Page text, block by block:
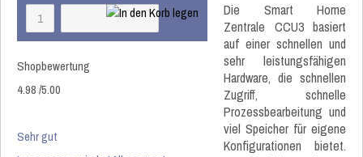
Shopbewertung
4.98/5.00
Sehr gut
Die Smart Home
Zentrale CCU3 basiert
auf einer schnellen und
sehr leistungsfähigen
Hardware, die schnellen
Zugriff, schnelle
Prozessbearbeitung und
viel Speicher für eigene
Konfigurationen bietet.